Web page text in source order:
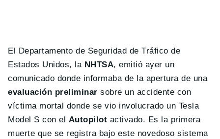
El Departamento de Seguridad de Tráfico de
Estados Unidos, la NHTSA, emitió ayer un
comunicado donde informaba de la apertura de una
evaluación preliminar sobre un accidente con
víctima mortal donde se vio involucrado un Tesla
Model S con el Autopilot activado. Es la primera
muerte que se registra bajo este novedoso sistema